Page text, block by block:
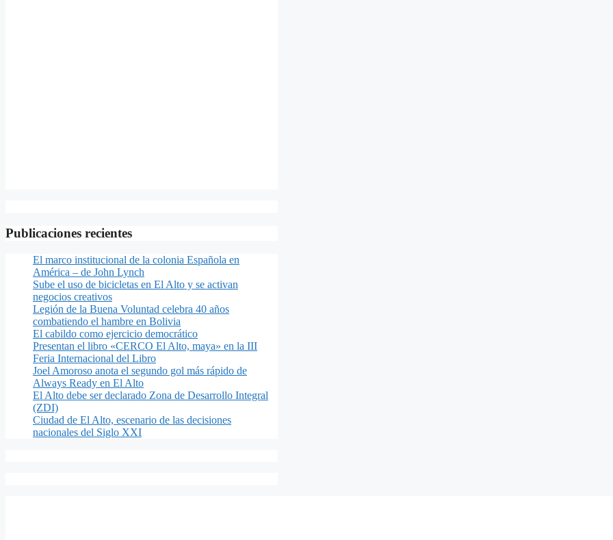
Publicaciones recientes
El marco institucional de la colonia Española en
América – de John Lynch
Sube el uso de bicicletas en El Alto y se activan
negocios creativos
Legión de la Buena Voluntad celebra 40 años
combatiendo el hambre en Bolivia
El cabildo como ejercicio democrático
Presentan el libro «CERCO El Alto, maya» en la III
Feria Internacional del Libro
Joel Amoroso anota el segundo gol más rápido de
Always Ready en El Alto
El Alto debe ser declarado Zona de Desarrollo Integral
(ZDI)
Ciudad de El Alto, escenario de las decisiones
nacionales del Siglo XXI